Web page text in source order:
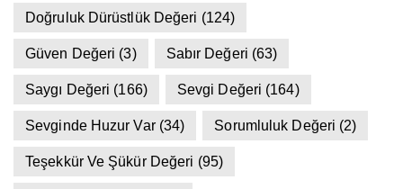
Doğruluk Dürüstlük Değeri (124)
Güven Değeri (3) Sabır Değeri (63)
Saygı Değeri (166) Sevgi Değeri (164)
Sevginde Huzur Var(34) Sorumluluk Değeri (2)
Teşekkür Ve Şükür Değeri (95)